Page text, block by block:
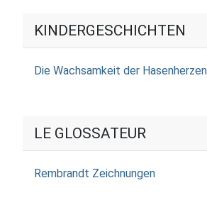
KINDERGESCHICHTEN
Die Wachsamkeit der Hasenherzen
LE GLOSSATEUR
Rembrandt Zeichnungen